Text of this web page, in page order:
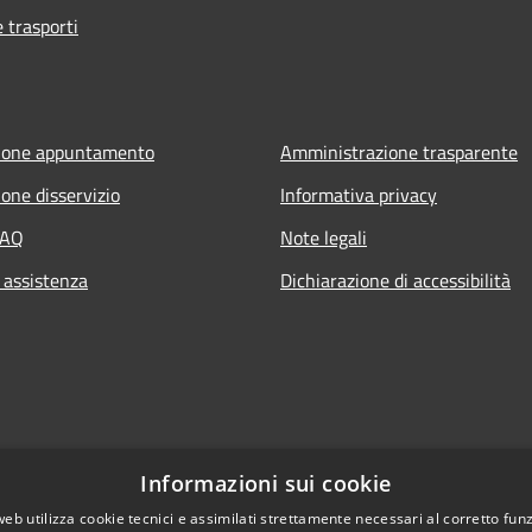
trasporti
appuntamento
disservizio
Amministrazione trasparente
Informativa privacy
Note legali
Dichiarazione di accessibilità
Informazioni sui cookie
utilizza cookie tecnici e assimilati strettamente necessari al corretto